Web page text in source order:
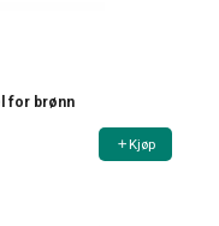
for brønn
Kjøp